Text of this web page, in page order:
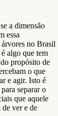
a dimensão
essa
no Brasil
algo que tem
propósito de
o que
e agir. Isto é
separar o
que aquele
de ver e de